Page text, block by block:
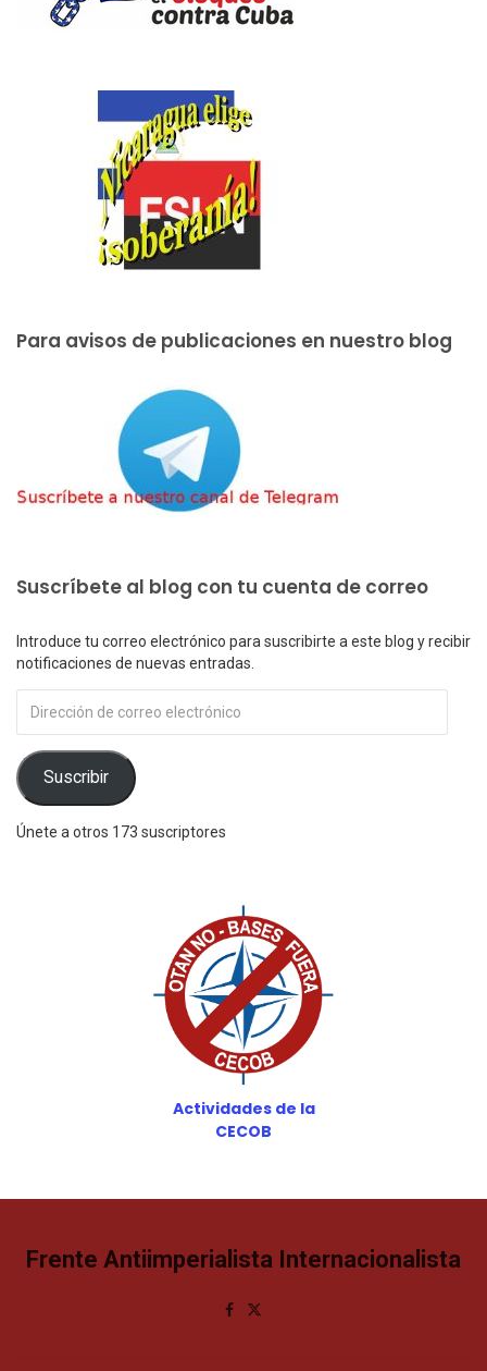
Para avisos de publicaciones en nuestro blog
Suscríbete al blog con tu cuenta de correo
Introduce tu correo electrónico para suscribirte a este blog y recibir
notificaciones de nuevas entradas.
de
correo
electrónico
Suscribir
Únete a otros 173 suscriptores
Actividades de la
CECOB
Frente Antiimperialista Internacionalista